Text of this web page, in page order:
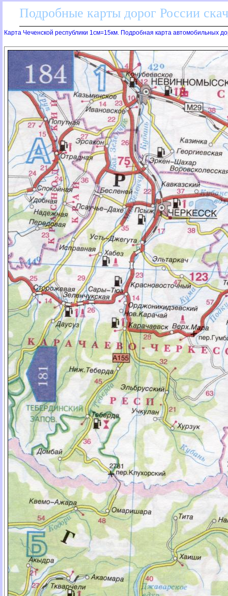
Подробные карты дорог России
Карта Чеченской республики 1см=15км. Подробная карта автомобильных